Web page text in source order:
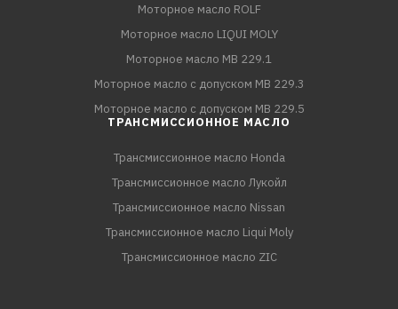
Моторное масло ROLF
Моторное масло LIQUI MOLY
Моторное масло MB 229.1
Моторное масло с допуском MB 229.3
Моторное масло с допуском MB 229.5
ТРАНСМИССИОННОЕ МАСЛО
Трансмиссионное масло Honda
Трансмиссионное масло Лукойл
Трансмиссионное масло Nissan
Трансмиссионное масло Liqui Moly
Трансмиссионное масло ZIC